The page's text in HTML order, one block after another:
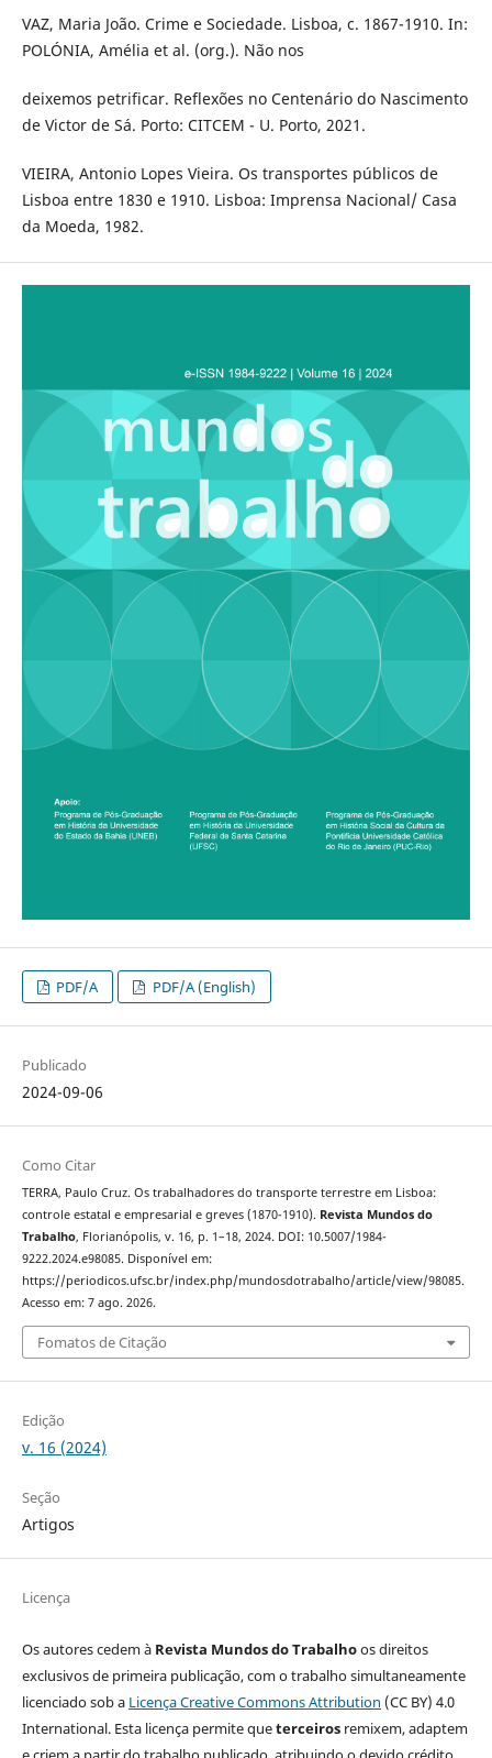
VAZ, Maria João. Crime e Sociedade. Lisboa, c. 1867-1910. In:
POLÓNIA, Amélia et al. (org.). Não nos
deixemos petrificar. Reflexões no Centenário do Nascimento
de Victor de Sá. Porto: CITCEM - U. Porto, 2021.
VIEIRA, Antonio Lopes Vieira. Os transportes públicos de
Lisboa entre 1830 e 1910. Lisboa: Imprensa Nacional/ Casa
da Moeda, 1982.
PDF/A PDF/A (English)
Publicado
2024-09-06
Como Citar
TERRA, Paulo Cruz. Os trabalhadores do transporte terrestre em Lisboa:
controle estatal e empresarial e greves (1870-1910). Revista Mundos do
Trabalho, Florianópolis, v. 16, p. 1–18, 2024. DOI: 10.5007/1984-
9222.2024.e98085. Disponível em:
https://periodicos.ufsc.br/index.php/mundosdotrabalho/article/view/98085.
Acesso em: 7 ago. 2026.
Fomatos de Citação
Edição
v. 16 (2024)
Seção
Artigos
Licença
Os autores cedem à Revista Mundos do Trabalhoos direitos
exclusivos de primeira publicação, com o trabalho simultaneamente
licenciado sob a Licença Creative Commons Attribution (CC BY) 4.0
International. Esta licença permite queterceirosremixem, adaptem